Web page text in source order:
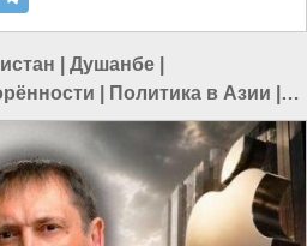
Душанбе
Политика в Азии